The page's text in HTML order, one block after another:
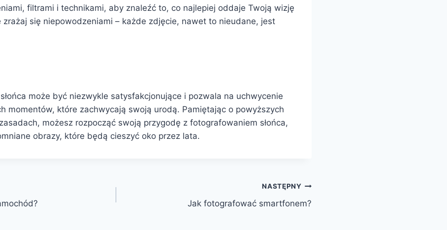
filtrami i technikami, aby znaleźć to, co najlepiej oddaje Twoją wizję
zrażaj się niepowodzeniami – każde zdjęcie, nawet to nieudane, jest
może być niezwykle satysfakcjonujące i pozwala na uchwycenie
momentów, które zachwycają swoją urodą. Pamiętając o powyższych
możesz rozpocząć swoją przygodę z fotografowaniem słońca,
obrazy, które będą cieszyć oko przez lata.
NASTĘPNY
Jak fotografować smartfonem?